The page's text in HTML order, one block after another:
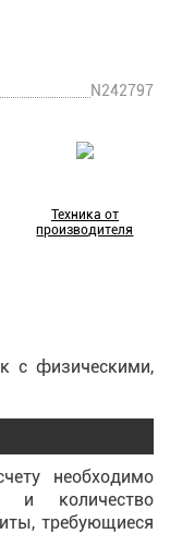
N242797
Техника от
производителя
с физическими,
необходимо
и количество
требующиеся